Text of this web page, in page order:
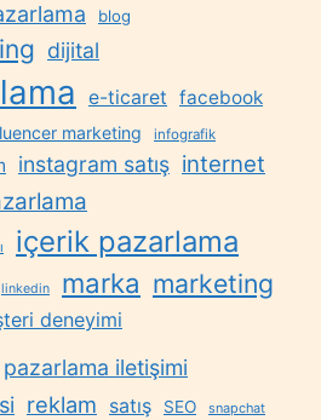
blog
dijital
e-ticaret facebook
marketing infografik
instagram satış internet
içerik pazarlama
linkedin marka marketing
deneyimi
pazarlama iletişimi
reklam satış SEO snapchat